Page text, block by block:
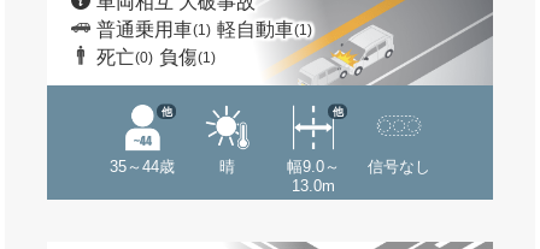
普通乗用車(1) 軽自動車(1)
死亡(0) 負傷(1)
35～44歳
他
晴
幅9.0～
13.0m
他
信号なし